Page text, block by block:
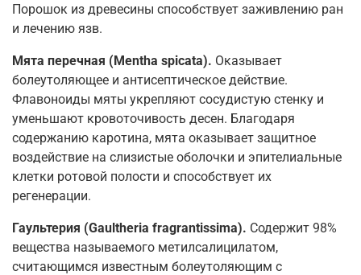
Порошок из древесины способствует заживлению ран
и лечению язв.
Мята перечная (Mentha spicata). Оказывает
болеутоляющее и антисептическое действие.
Флавоноиды мяты укрепляют сосудистую стенку и
уменьшают кровоточивость десен. Благодаря
содержанию каротина, мята оказывает защитное
воздействие на слизистые оболочки и эпителиальные
клетки ротовой полости и способствует их
регенерации.
Гаультерия (Gaultheria fragrantissima). Содержит 98%
вещества называемого метилсалицилатом,
считающимся известным болеутоляющим с